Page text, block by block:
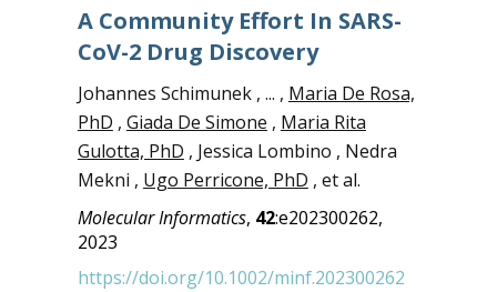
A Community Effort In SARS-
CoV-2 Drug Discovery
Johannes Schimunek , ... , Maria De Rosa,
PhD , Giada De Simone , Maria Rita
Gulotta, PhD , Jessica Lombino , Nedra
Mekni , Ugo Perricone, PhD , et al.
Molecular Informatics, 42:e202300262,
2023
https://doi.org/10.1002/minf.202300262